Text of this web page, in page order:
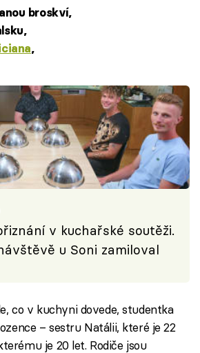
broskví,
,
v kuchařské soutěži.
u Soni zamiloval
co v kuchyni dovede, studentka
– sestru Natálii, které je 22
je 20 let. Rodiče jsou